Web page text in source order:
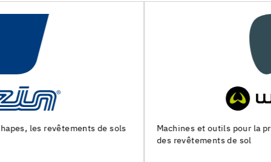
Machines et outils pour la preparation du support et la pose